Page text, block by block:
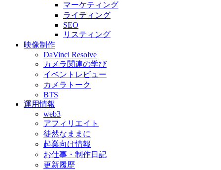
マーケティング
ライティング
SEO
リスティング
映像制作
DaVinci Resolve
カメラ関連の学び
イベントレビュー
カメラトーク
BTS
運用情報
web3
アフィリエイト
徒然なままに
起業向け情報
お仕事・制作日記
更新履歴